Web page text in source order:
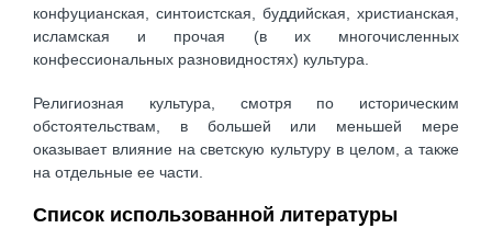
конфуцианская, синтоистская, буддийская, христианская,
исламская и прочая (в их многочисленных
конфессиональных разновидностях) культура.
Религиозная культура, смотря по историческим
обстоятельствам, в большей или меньшей мере
оказывает влияние на светскую культуру в целом, а также
на отдельные ее части.
Список использованной литературы